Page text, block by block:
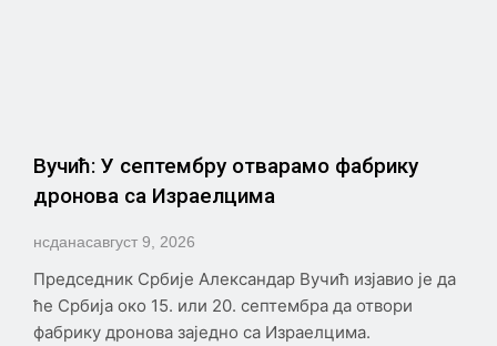
Вучић: У септембру отварамо фабрику
дронова са Израелцима
нсданасавгуст 9, 2026
Председник Србије Александар Вучић изјавио је да
ће Србија око 15. или 20. септембра да отвори
фабрику дронова заједно са Израелцима.